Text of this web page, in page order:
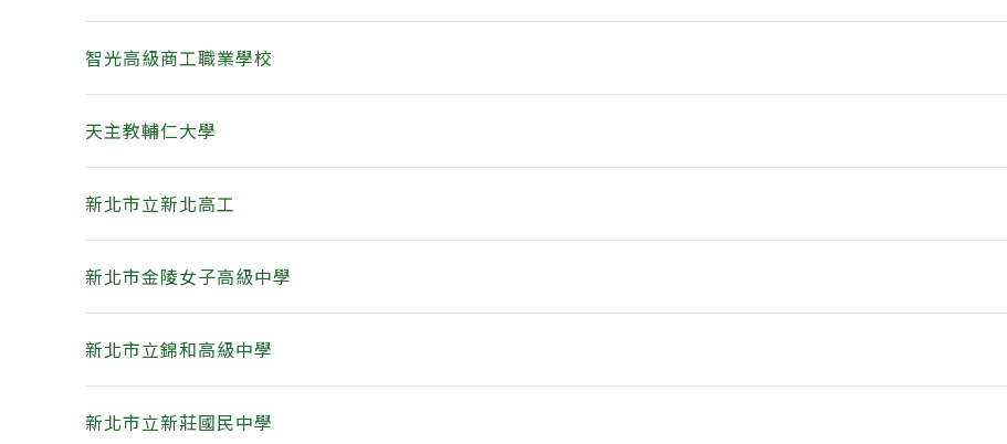
智光高級商工職業學校
天主教輔仁大學
新北市立新北高工
新北市金陵女子高級中學
新北市立錦和高級中學
新北市立新莊國民中學